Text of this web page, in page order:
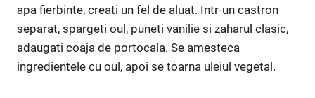
apa fierbinte, creati un fel de aluat. Intr-un castron
separat, spargeti oul, puneti vanilie si zaharul clasic,
adaugati coaja de portocala. Se amesteca
ingredientele cu oul, apoi se toarna uleiul vegetal.